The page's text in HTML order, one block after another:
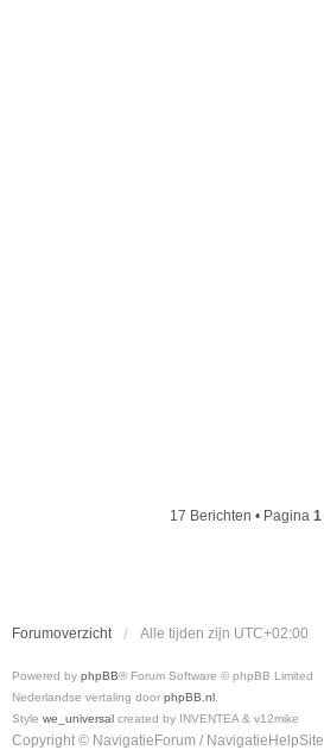
17 Berichten • Pagina 1
Forumoverzicht Alle tijden zijn UTC+02:00
Powered by phpBB® Forum Software © phpBB Limited
Nederlandse vertaling door phpBB.nl
Style we_universal created by INVENTEA & v12mike
Copyright © NavigatieForum / NavigatieHelpSite